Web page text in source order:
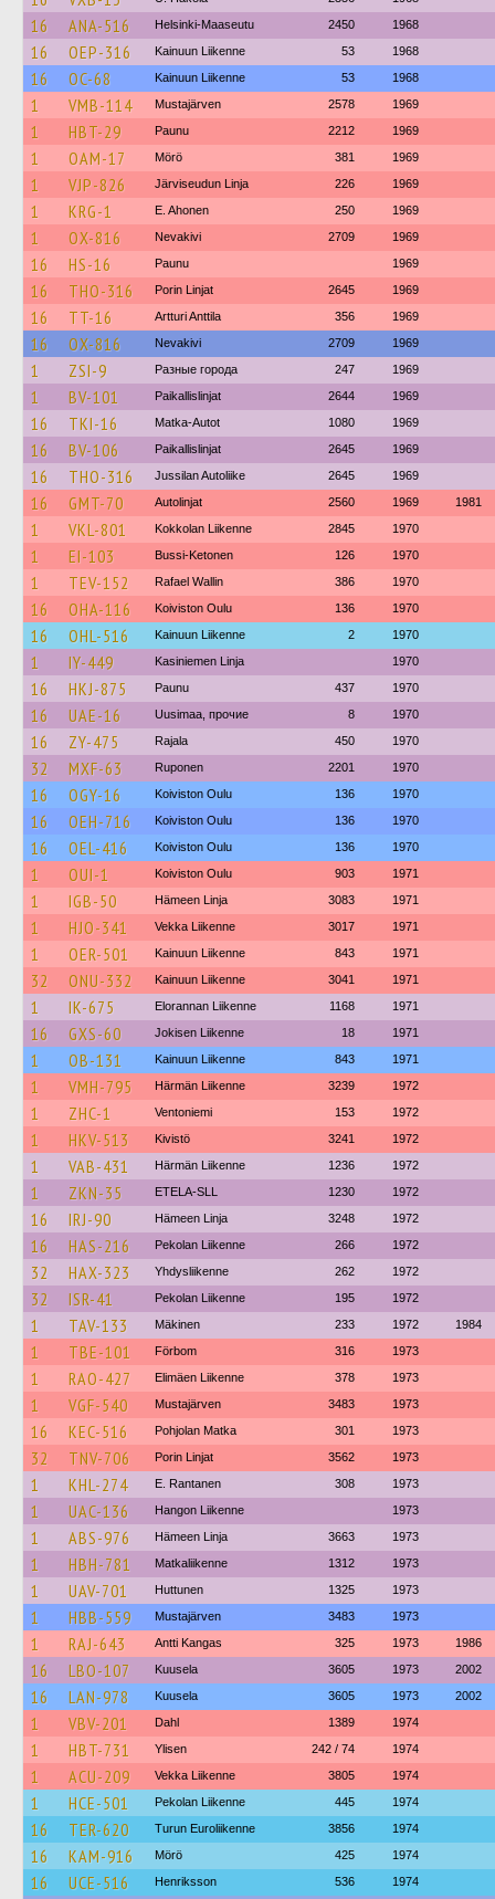
16 ANA-516 Helsinki-Maaseutu 2450 1968
16 OEP-316 Kainuun Liikenne 53 1968
16 OC-68 Kainuun Liikenne 53 1968
1 VMB-114 Mustajärven 2578 1969
1 HBT-29 Paunu 2212 1969
1 OAM-17 Mörö 381 1969
1 VJP-826 Järviseudun Linja 226 1969
1 KRG-1 E. Ahonen 250 1969
1 OX-816 Nevakivi 2709 1969
16 HS-16 Paunu 1969
16 THO-316 Porin Linjat 2645 1969
16 TT-16 Artturi Anttila 356 1969
16 OX-816 Nevakivi 2709 1969
1 ZSI-9 Разные города 247 1969
1 BV-101 Paikallislinjat 2644 1969
16 TKI-16 Matka-Autot 1080 1969
16 BV-106 Paikallislinjat 2645 1969
16 THO-316 Jussilan Autoliike 2645 1969
16 GMT-70 Autolinjat 2560 1969 1981
1 VKL-801 Kokkolan Liikenne 2845 1970
1 EI-103 Bussi-Ketonen 126 1970
1 TEV-152 Rafael Wallin 386 1970
16 OHA-116 Koiviston Oulu 136 1970
16 OHL-516 Kainuun Liikenne 2 1970
1 IY-449 Kasiniemen Linja 1970
16 HKJ-875 Paunu 437 1970
16 UAE-16 Uusimaa, прочие 8 1970
16 ZY-475 Rajala 450 1970
32 MXF-63 Ruponen 2201 1970
16 OGY-16 Koiviston Oulu 136 1970
16 OEH-716 Koiviston Oulu 136 1970
16 OEL-416 Koiviston Oulu 136 1970
1 OUI-1 Koiviston Oulu 903 1971
1 IGB-50 Hämeen Linja 3083 1971
1 HJO-341 Vekka Liikenne 3017 1971
1 OER-501 Kainuun Liikenne 843 1971
32 ONU-332 Kainuun Liikenne 3041 1971
1 IK-675 Elorannan Liikenne 1168 1971
16 GXS-60 Jokisen Liikenne 18 1971
1 OB-131 Kainuun Liikenne 843 1971
1 VMH-795 Härmän Liikenne 3239 1972
1 ZHC-1 Ventoniemi 153 1972
1 HKV-513 Kivistö 3241 1972
1 VAB-431 Härmän Liikenne 1236 1972
1 ZKN-35 ETELA-SLL 1230 1972
16 IRJ-90 Hämeen Linja 3248 1972
16 HAS-216 Pekolan Liikenne 266 1972
32 HAX-323 Yhdysliikenne 262 1972
32 ISR-41 Pekolan Liikenne 195 1972
1 TAV-133 Mäkinen 233 1972 1984
1 TBE-101 Förbom 316 1973
1 RAO-427 Elimäen Liikenne 378 1973
1 VGF-540 Mustajärven 3483 1973
16 KEC-516 Pohjolan Matka 301 1973
32 TNV-706 Porin Linjat 3562 1973
1 KHL-274 E. Rantanen 308 1973
1 UAC-136 Hangon Liikenne 1973
1 ABS-976 Hämeen Linja 3663 1973
1 HBH-781 Matkaliikenne 1312 1973
1 UAV-701 Huttunen 1325 1973
1 HBB-559 Mustajärven 3483 1973
1 RAJ-643 Antti Kangas 325 1973 1986
16 LBO-107 Kuusela 3605 1973 2002
16 LAN-978 Kuusela 3605 1973 2002
1 VBV-201 Dahl 1389 1974
1 HBT-731 Ylisen 242 / 74 1974
1 ACU-209 Vekka Liikenne 3805 1974
1 HCE-501 Pekolan Liikenne 445 1974
16 TER-620 Turun Euroliikenne 3856 1974
16 KAM-916 Mörö 425 1974
16 UCE-516 Henriksson 536 1974